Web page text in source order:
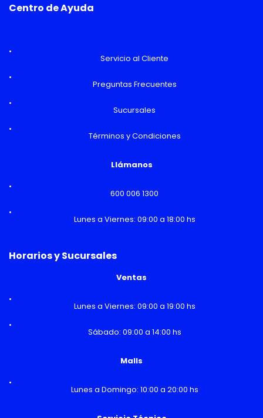
Centro de Ayuda
Servicio al Cliente
Preguntas Frecuentes
Sucursales
Términos y Condiciones
Llámanos
600 006 1300
Lunes a Viernes: 09:00 a 18:00 hs
Horarios y Sucursales
Ventas
Lunes a Viernes: 09:00 a 19:00 hs
Sábado: 09:00 a 14:00 hs
Malls
Lunes a Domingo: 10:00 a 20:00 hs